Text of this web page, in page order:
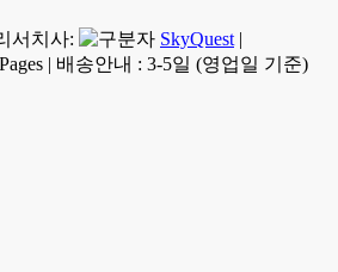
서치사: SkyQuest |
| 배송안내 : 3-5일 (영업일 기준)